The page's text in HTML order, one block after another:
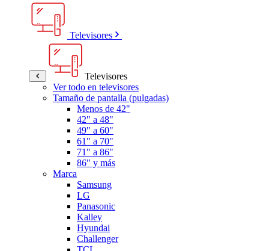
Televisores
Televisores
Ver todo en televisores
Tamaño de pantalla (pulgadas)
Menos de 42"
42" a 48"
49" a 60"
61" a 70"
71" a 86"
86" y más
Marca
Samsung
LG
Panasonic
Kalley
Hyundai
Challenger